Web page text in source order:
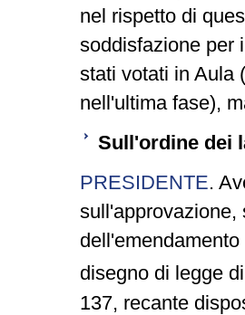
nel rispetto di
soddisfazione per
stati votati in Aula
nell'ultima fase),
Sull'ordine dei
PRESIDENTE.
sull'approvazione,
disegno di legge
137, recante